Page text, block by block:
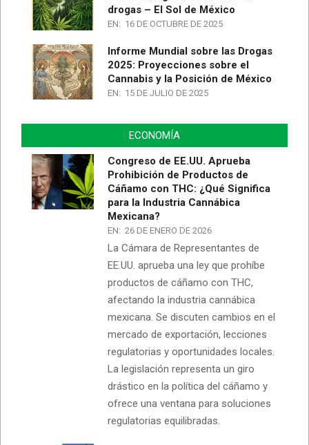
drogas – El Sol de México
EN: 16 DE OCTUBRE DE 2025
Informe Mundial sobre las Drogas
2025: Proyecciones sobre el
Cannabis y la Posición de México
EN: 15 DE JULIO DE 2025
ECONOMÍA
Congreso de EE.UU. Aprueba
Prohibición de Productos de
Cáñamo con THC: ¿Qué Significa
para la Industria Cannábica
Mexicana?
EN: 26 DE ENERO DE 2026
La Cámara de Representantes de
EE.UU. aprueba una ley que prohíbe
productos de cáñamo con THC,
afectando la industria cannábica
mexicana. Se discuten cambios en el
mercado de exportación, lecciones
regulatorias y oportunidades locales.
La legislación representa un giro
drástico en la política del cáñamo y
ofrece una ventana para soluciones
regulatorias equilibradas.